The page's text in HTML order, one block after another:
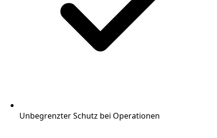
Unbegrenzter Schutz bei Operationen